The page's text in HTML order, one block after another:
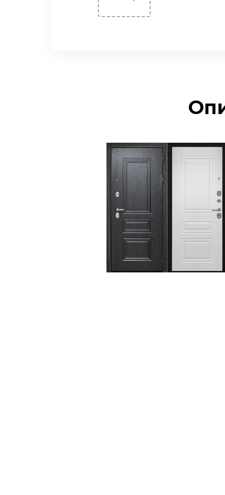
Честер Евро 29/Рейне
(Эмалит белый)
Честер Соло
(Капучино)
Честер Стиль (эмаль
Арктика)
Честер Танго (Беленый
Честер Танго
Честер Танго (Ривьера